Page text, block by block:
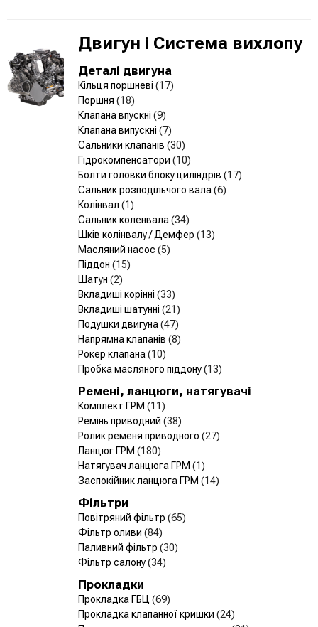
Двигун і Система вихлопу
Деталі двигуна
Кільця поршневі (17)
Поршня (18)
Клапана впускні (9)
Клапана випускні (7)
Сальники клапанів (30)
Гідрокомпенсатори (10)
Болти головки блоку циліндрів (17)
Сальник розподільчого вала (6)
Колінвал (1)
Сальник коленвала (34)
Шків колінвалу / Демфер (13)
Масляний насос (5)
Піддон (15)
Шатун (2)
Вкладиші корінні (33)
Вкладиші шатунні (21)
Подушки двигуна (47)
Напрямна клапанів (8)
Рокер клапана (10)
Пробка масляного піддону(13)
Ремені, ланцюги, натягувачі
Комплект ГРМ (11)
Ремінь приводний (38)
Ролик ременя приводного (27)
Ланцюг ГРМ (180)
Натягувач ланцюга ГРМ (1)
Заспокійник ланцюга ГРМ (14)
Фільтри
Повітряний фільтр (65)
Фільтр оливи (84)
Паливний фільтр (30)
Фільтр салону(34)
Прокладки
Прокладка ГБЦ (69)
Прокладка клапанної кришки (24)